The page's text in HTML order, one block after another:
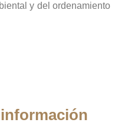
y del ordenamiento